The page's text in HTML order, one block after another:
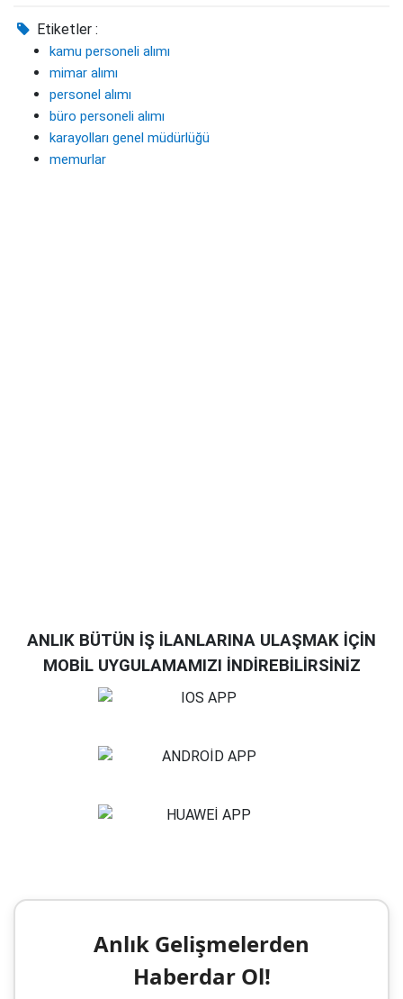
Etiketler :
kamu personeli alımı
mimar alımı
personel alımı
büro personeli alımı
karayolları genel müdürlüğü
memurlar
ANLIK BÜTÜN İŞ İLANLARINA ULAŞMAK İÇİN
MOBİL UYGULAMAMIZI İNDİREBİLİRSİNİZ
Anlık Gelişmelerden
Haberdar Ol!